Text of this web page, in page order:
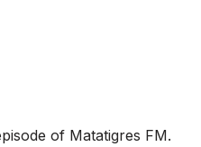
of Matatigres FM.